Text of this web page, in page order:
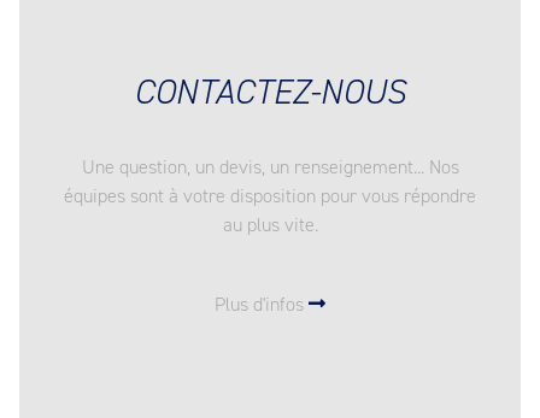
CONTACTEZ-NOUS
Une question, un devis, un renseignement... Nos
équipes sont à votre disposition pour vous répondre
au plus vite.
Plus d'infos